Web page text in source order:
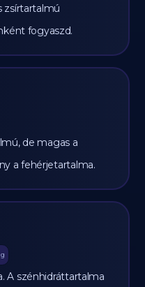
zsírtartalmú
fogyaszd.
de magas a
a fehérjetartalma.
g
A szénhidráttartalma